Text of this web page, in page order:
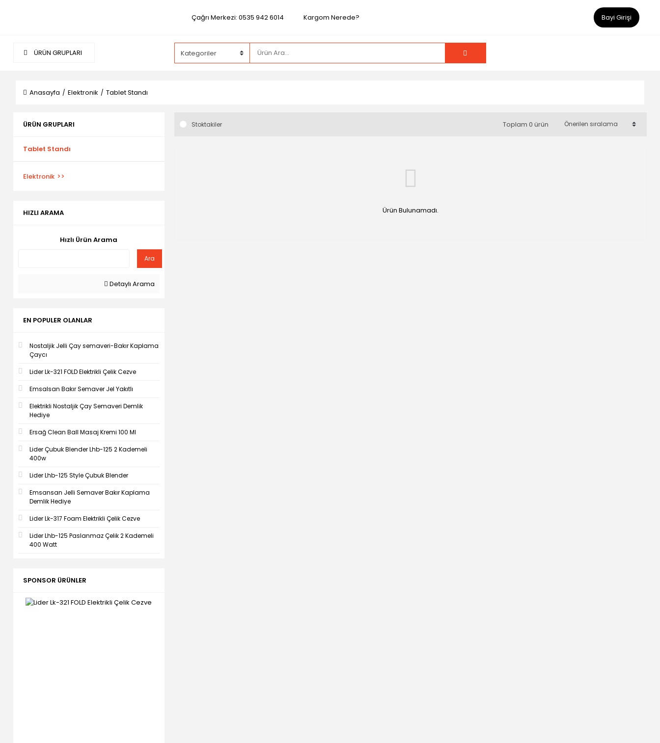
Çağrı Merkezi: 0535 942 6014 Kargom Nerede? Bayi Girişi
ÜRÜN GRUPLARI
Anasayfa Elektronik Tablet Standı
ÜRÜN GRUPLARI
Tablet Standı
Elektronik
HIZLI ARAMA
Hızlı Ürün Arama
Ara
Detaylı Arama
EN POPULER OLANLAR
Nostaljik Jelli Çay semaveri-Bakır Kaplama
Çaycı
Lider Lk-321 FOLD Elektrikli Çelik Cezve
Emsalsan Bakır Semaver Jel Yakıtlı
Elektrikli Nostaljik Çay Semaveri Demlik
Hediye
Ersağ Clean Ball Masaj Kremi 100 Ml
Lider Çubuk Blender Lhb-125 2 Kademeli
400w
Lider Lhb-125 Style Çubuk Blender
Emsansan Jelli Semaver Bakır Kaplama
Demlik Hediye
Lider Lk-317 Foam Elektrikli Çelik Cezve
Lider Lhb-125 Paslanmaz Çelik 2 Kademeli
400 Watt
SPONSOR ÜRÜNLER
Stoktakiler Toplam 0 ürün
Ürün Bulunamadı.